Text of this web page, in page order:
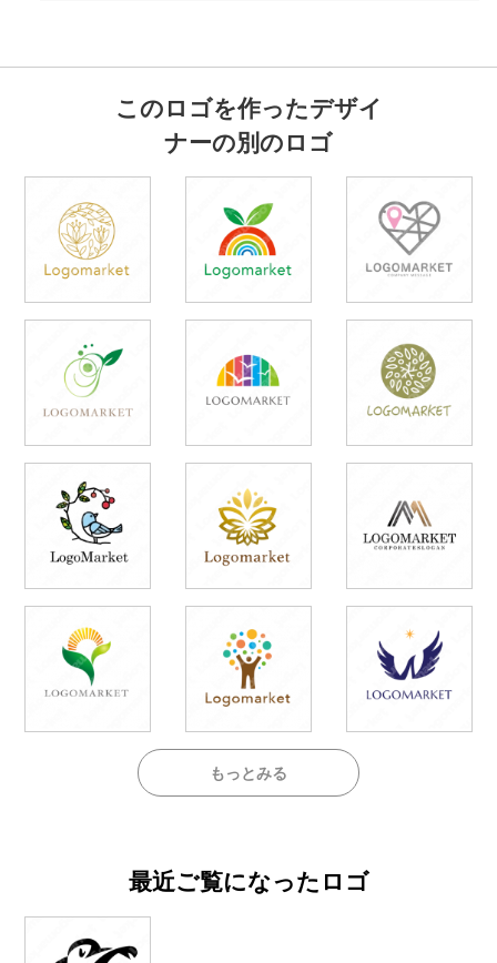
このロゴを作ったデザイ
ナーの別のロゴ
もっとみる
最近ご覧になったロゴ